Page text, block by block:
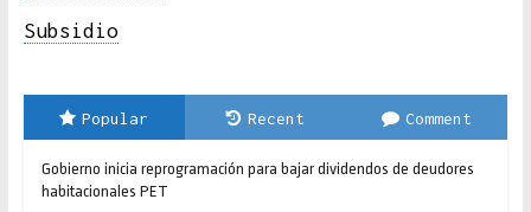
Subsidio
Popular Recent Comment
Gobierno inicia reprogramación para bajar dividendos de deudores
habitacionales PET